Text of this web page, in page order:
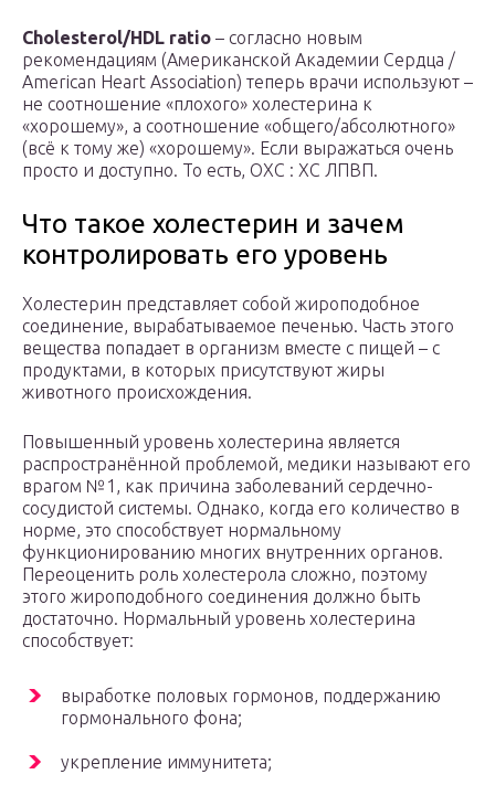
Cholesterol/HDL ratio – согласно новым
рекомендациям (Американской Академии Сердца /
American Heart Association) теперь врачи используют –
не соотношение «плохого» холестерина к
«хорошему», а соотношение «общего/абсолютного»
(всё к тому же) «хорошему». Если выражаться очень
просто и доступно. То есть, ОХС : ХС ЛПВП.
Что такое холестерин и зачем
контролировать его уровень
Холестерин представляет собой жироподобное
соединение, вырабатываемое печенью. Часть этого
вещества попадает в организм вместе с пищей – с
продуктами, в которых присутствуют жиры
животного происхождения.
Повышенный уровень холестерина является
распространённой проблемой, медики называют его
врагом №1, как причина заболеваний сердечно-
сосудистой системы. Однако, когда его количество в
норме, это способствует нормальному
функционированию многих внутренних органов.
Переоценить роль холестерола сложно, поэтому
этого жироподобного соединения должно быть
достаточно. Нормальный уровень холестерина
способствует:
выработке половых гормонов, поддержанию
гормонального фона;
укрепление иммунитета;